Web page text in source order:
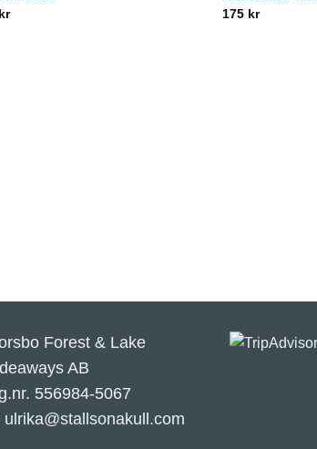
kr
175 kr
Forest & Lake
AB
556984-5067
ulrika@stallsonakull.com